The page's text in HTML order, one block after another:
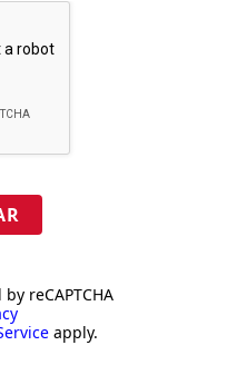
reCAPTCHA
apply.